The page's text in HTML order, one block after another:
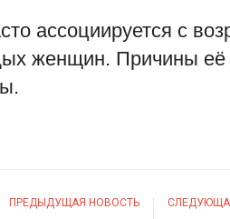
ассоциируется с
женщин. Причины
ПРЕДЫДУЩАЯ НОВОСТЬ